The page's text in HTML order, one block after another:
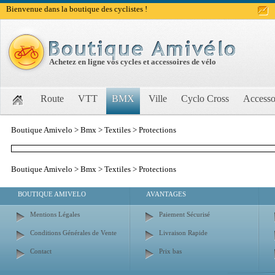
Bienvenue dans la boutique des cyclistes !
Achetez en ligne vos cycles et accessoires de vélo
Route VTT BMX Ville Cyclo Cross
Boutique Amivelo > Bmx > Textiles > Protections
Boutique Amivelo > Bmx > Textiles > Protections
BOUTIQUE AMIVELO AVANTAGES
Mentions Légales
Conditions Générales de Vente
Contact
Paiement Sécurisé
Livraison Rapide
Prix bas